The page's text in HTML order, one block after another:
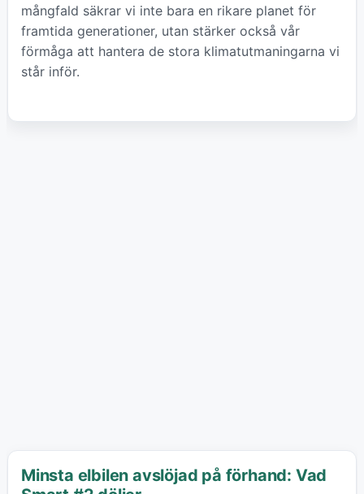
mångfald säkrar vi inte bara en rikare planet för
framtida generationer, utan stärker också vår
förmåga att hantera de stora klimatutmaningarna vi
står inför.
Minsta elbilen avslöjad på förhand: Vad